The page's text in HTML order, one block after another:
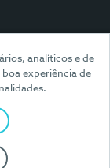
analíticos e de
experiência de